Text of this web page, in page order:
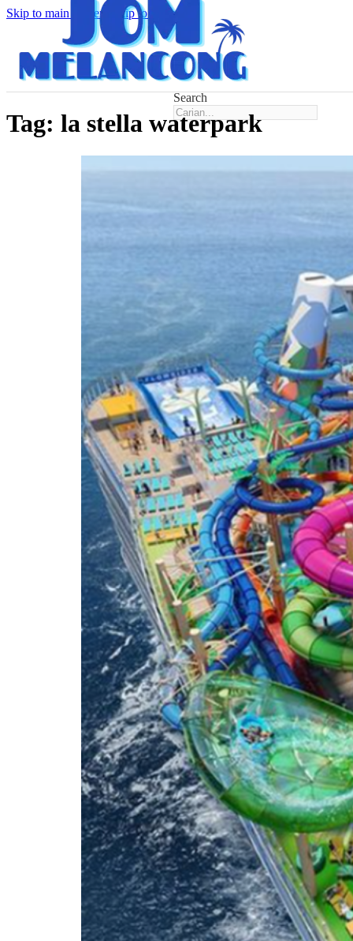
Skip to main content Skip to footer
Search
Tag: la stella waterpark